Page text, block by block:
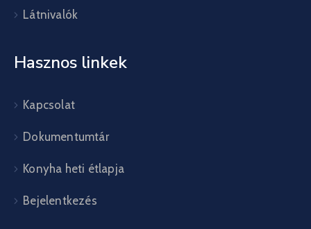
Látnivalók
Hasznos linkek
Kapcsolat
Dokumentumtár
Konyha heti étlapja
Bejelentkezés